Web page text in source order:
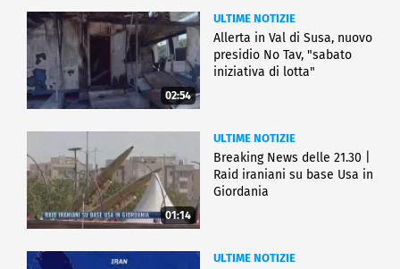
02:54
ULTIME NOTIZIE
Allerta in Val di Susa, nuovo
presidio No Tav, "sabato
iniziativa di lotta"
01:14
ULTIME NOTIZIE
Breaking News delle 21.30 |
Raid iraniani su base Usa in
Giordania
ULTIME NOTIZIE